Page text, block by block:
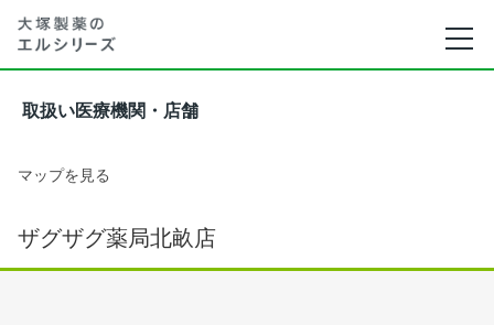
取扱い医療機関・店舗
マップを見る
ザグザグ薬局北畝店